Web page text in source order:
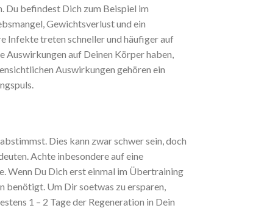
Du befindest Dich zum Beispiel im
Gewichtsverlust und ein
Infekte treten schneller und häufiger auf
Auswirkungen auf Deinen Körper haben,
Auswirkungen gehören ein
Dies kann zwar schwer sein, doch
Achte inbesondere auf eine
Wenn Du Dich erst einmal im Übertraining
benötigt. Um Dir soetwas zu ersparen,
1 – 2 Tage der Regeneration in Dein